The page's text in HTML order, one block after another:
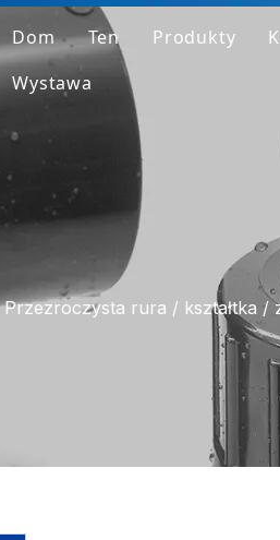
Dom Ten
Profil firmy
Fabryka
Dlaczego
Pobierz próbkę
Produkty
Rura/
Rura PPH
Zawór PPH
Wystawa
Przezroczysta rura / kształtka /